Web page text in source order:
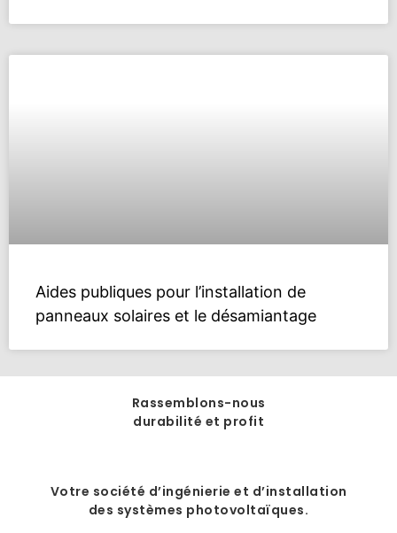
Aides publiques pour l’installation de
panneaux solaires et le désamiantage
Rassemblons-nous
durabilité et profit
Votre société d’ingénierie et d’installation
des systèmes photovoltaïques.